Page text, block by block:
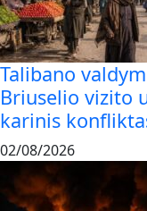
Talibano
Briuselio vizito
karinis
02/08/2026